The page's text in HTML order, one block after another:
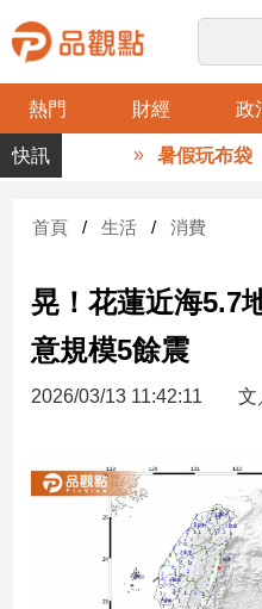
熱門 財經 政
品
觀
財
台
財
新
產
經/
暑假玩布袋
首頁 生活 消費
晃！花蓮近海5.7
意規模5餘震
2026/03/13 11:42:11 文